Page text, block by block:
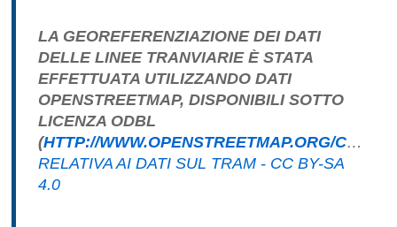
LA GEOREFERENZIAZIONE DEI DATI
DELLE LINEE TRANVIARIE È STATA
EFFETTUATA UTILIZZANDO DATI
OPENSTREETMAP, DISPONIBILI SOTTO
LICENZA ODBL
(HTTP://WWW.OPENSTREETMAP.ORG/COPYRIGHT
RELATIVA AI DATI SUL TRAM - CC BY-SA
4.0